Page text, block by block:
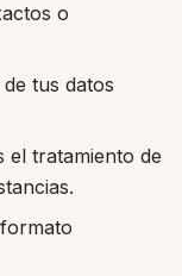
o
tus datos
el tratamiento de